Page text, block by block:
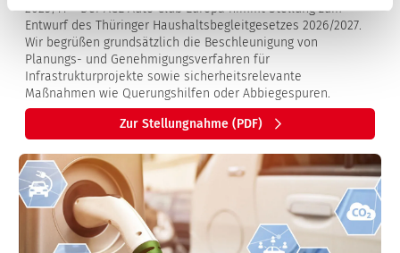
2025/11 – Der ACE Auto Club Europa nimmt Stellung zum
Entwurf des Thüringer Haushaltsbegleitgesetzes 2026/2027.
Wir begrüßen grundsätzlich die Beschleunigung von
Planungs- und Genehmigungsverfahren für
Infrastrukturprojekte sowie sicherheitsrelevante
Maßnahmen wie Querungshilfen oder Abbiegespuren.
Zur Stellungnahme (PDF)